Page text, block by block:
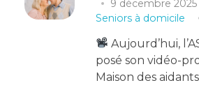
9 décembre 2025
Seniors à domicile
Aujourd’hui,
posé son vidéo-
Maison des